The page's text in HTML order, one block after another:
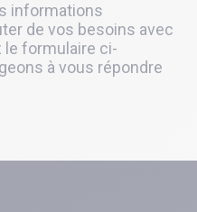
informations
de vos besoins avec
le formulaire ci-
à vous répondre